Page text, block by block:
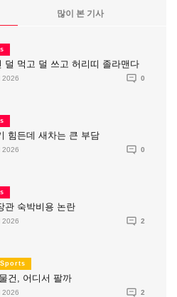
많이 본 기사
덜 먹고 덜 쓰고 허리띠 졸라맨다
2026 0
힘든데 새차는 큰 부담
2026 0
관 숙박비용 논란
2026 2
건, 어디서 팔까
2026 2